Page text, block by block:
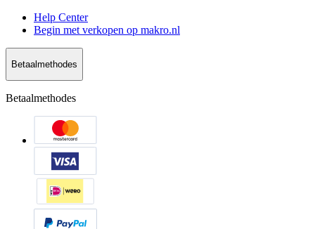
Help Center
Begin met verkopen op makro.nl
Betaalmethodes
Betaalmethodes